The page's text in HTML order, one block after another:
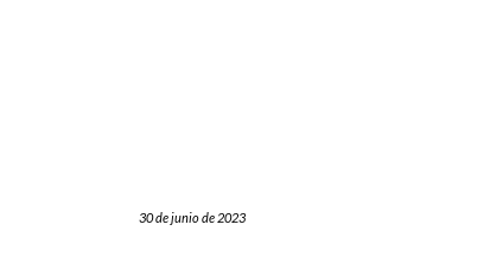
30 de junio de 2023